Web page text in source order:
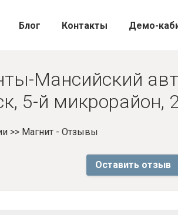
Блог Контакты Демо-
Мансийский
5-й микрорайон,
>> Магнит - Отзывы
Оставить отзыв